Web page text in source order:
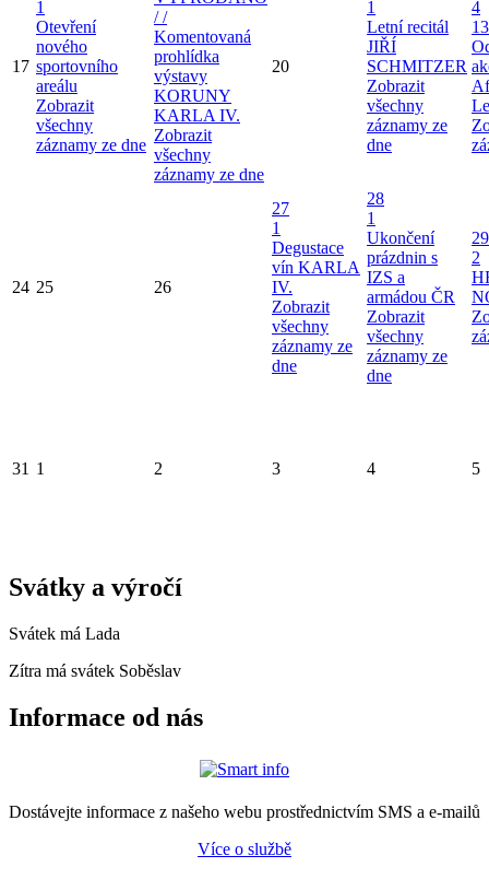
17
1
Otevření
nového
sportovního
areálu
Zobrazit
všechny
záznamy ze dne
/ /
Komentovaná
prohlídka
výstavy
KORUNY
KARLA IV.
Zobrazit
všechny
záznamy ze dne
20
1
Letní recitál
JIŘÍ
SCHMITZER
Zobrazit
všechny
záznamy ze
dne
4
24 25 26
27
1
Degustace
vín KARLA
IV.
Zobrazit
všechny
záznamy ze
dne
28
1
Ukončení
prázdnin s
IZS a
armádou ČR
Zobrazit
všechny
záznamy ze
dne
29
2
31 1 2 3 4 5
Svátky a výročí
Svátek má Lada
Zítra má svátek Soběslav
Informace od nás
Dostávejte informace z našeho webu prostřednictvím SMS a e-mailů
Více o službě